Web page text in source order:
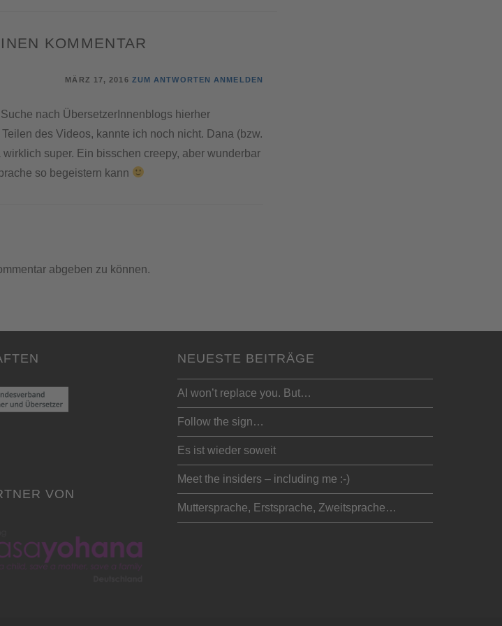
KOMMENTAR
MÄRZ 17, 2016 ZUM ANTWORTEN ANMELDEN
nach ÜbersetzerInnenblogs hierher
des Videos, kannte ich noch nicht. Dana (bzw.
super. Ein bisschen creepy, aber wunderbar
so begeistern kann
abgeben zu können.
VON
NEUESTE BEITRÄGE
AI won’t replace you. But…
Follow the sign…
Es ist wieder soweit
Meet the insiders – including me :-)
Muttersprache, Erstsprache, Zweitsprache…